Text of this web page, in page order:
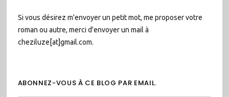
Si vous désirez m'envoyer un petit mot, me proposer votre
roman ou autre, merci d'envoyer un mail à
cheziluze[at]gmail.com.
ABONNEZ-VOUS À CE BLOG PAR EMAIL.